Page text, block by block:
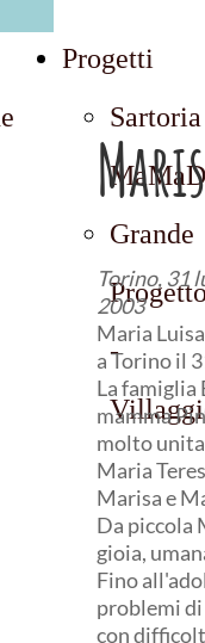
Progetti
Sartoria
Grande
-
Torino, 31
2003
Maria
a Torino il
La famiglia
mamma
molto
Maria
Marisa e
Da piccola
gioia,
Fino
problemi
con